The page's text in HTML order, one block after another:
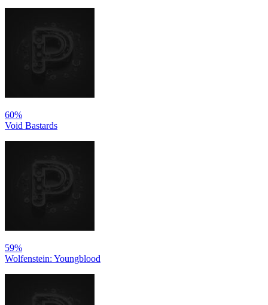
60%
Void Bastards
59%
Wolfenstein: Youngblood